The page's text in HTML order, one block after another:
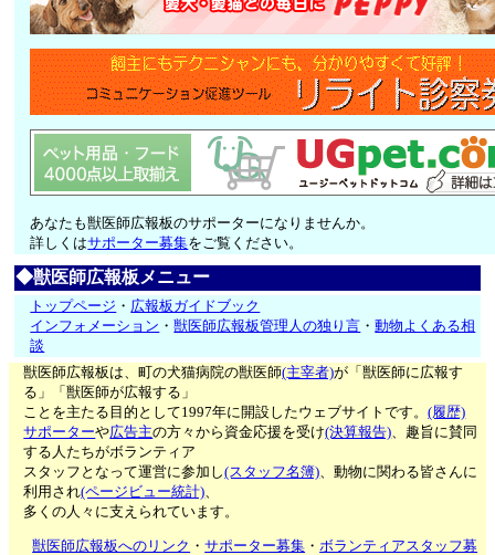
あなたも獣医師広報板のサポーターになりませんか。
詳しくはサポーター募集をご覧ください。
◆獣医師広報板メニュー
トップページ ・ 広報板ガイドブック
インフォメーション ・獣医師広報板管理人の独り言 ・動物よくある相
談
獣医師広報板は、町の犬猫病院の獣医師(主宰者)が「獣医師に広報す
る」「獣医師が広報する」
ことを主たる目的として1997年に開設したウェブサイトです。(履歴)
サポーターや広告主の方々から資金応援を受け(決算報告)、趣旨に賛同
する人たちがボランティア
スタッフとなって運営に参加し(スタッフ名簿)、動物に関わる皆さんに
利用され(ページビュー統計)、
多くの人々に支えられています。
獣医師広報板へのリンク ・サポーター募集 ・ボランティアスタッフ募